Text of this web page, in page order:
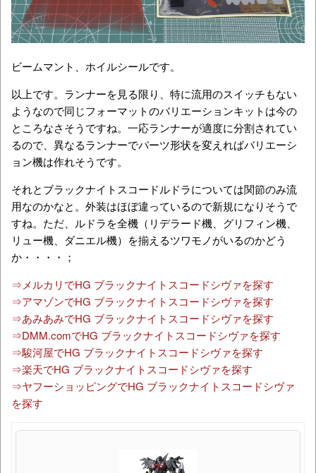
ビームマント、ホイルシールです。
以上です。ランナーを見る限り、特に流用のスイッチもない
ようなので同じフォーマットのバリエーションキットは今の
ところなさそうですね。一応ランナーが適度に分割されてい
るので、異なるランナーでパーツ形状を変えればバリエーシ
ョン機は作れそうです。
それとブラックナイトスコードルドラについては関節のみ流
用なのかなと。外装はほぼ違っているので新規になりそうで
すね。ただ、ルドラを全機（リデラード機、グリフィン機、
リュー機、ダニエル機）を揃えるツワモノがいるのかどう
か・・・・；
⇒メルカリでHG ブラックナイトスコードシヴァを探す
⇒アマゾンでHG ブラックナイトスコードシヴァを探す
⇒あみあみでHG ブラックナイトスコードシヴァを探す
⇒DMM.comでHG ブラックナイトスコードシヴァを探す
⇒駿河屋でHG ブラックナイトスコードシヴァを探す
⇒楽天でHG ブラックナイトスコードシヴァを探す
⇒ヤフーショッピングでHG ブラックナイトスコードシヴァ
を探す